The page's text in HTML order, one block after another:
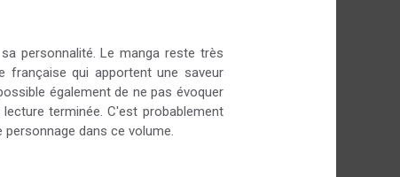
personnalité. Le manga reste très
française qui apportent une saveur
également de ne pas évoquer
terminée. C'est probablement
dans ce volume.